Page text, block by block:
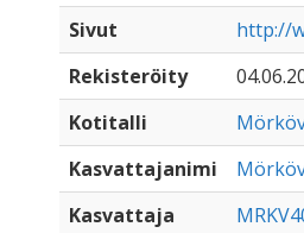
Sivut
http://
Rekisteröity
Kotitalli
Kasvattajanimi
Kasvattaja